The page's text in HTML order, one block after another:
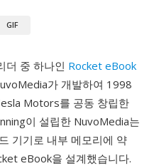
GIF
더 중 하나인 Rocket eBook
가 개발하여 1998
Motors를 공동 창립한
이 설립한 NuvoMedia는
기기로 내부 메모리에 약
eBook을 설계했습니다.